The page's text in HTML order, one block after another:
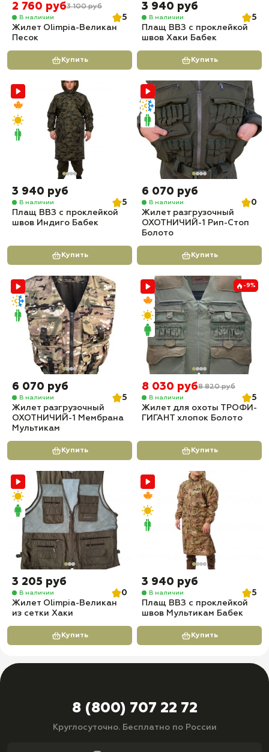
2 760 руб3 100 руб
В наличии
5
Жилет Olimpia-Великан
Песок
Купить
3 940 руб
В наличии
5
Плащ ВВЗ с проклейкой
швов Хаки Бабек
Купить
3 940 руб
В наличии
5
Плащ ВВЗ с проклейкой
швов Индиго Бабек
Купить
6 070 руб
В наличии
0
Жилет разгрузочный
ОХОТНИЧИЙ-1 Рип-Стоп
Болото
Купить
6 070 руб
В наличии
5
Жилет разгрузочный
ОХОТНИЧИЙ-1 Мембрана
Мультикам
Купить
-9%
8 030 руб8 820 руб
В наличии
5
Жилет для охоты ТРОФИ-
ГИГАНТ хлопок Болото
Купить
3 205 руб
В наличии
0
Жилет Olimpia-Великан
из сетки Хаки
Купить
3 940 руб
В наличии
5
Плащ ВВЗ с проклейкой
швов Мультикам Бабек
Купить
8 (800) 707 22 72
Круглосуточно. Бесплатно по России